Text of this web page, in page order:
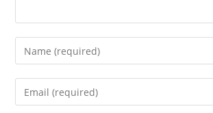
Enter
your
name
Enter
your